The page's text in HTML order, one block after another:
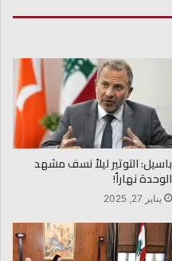
باسيل: التوتير ليلاً نسف مشهد
الوحدة نهاراً!
يناير 27, 2025